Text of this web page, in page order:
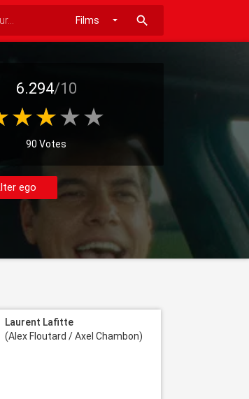
search
6.294/10
90 Votes
ego
Laurent Lafitte
(Alex Floutard / Axel Chambon)